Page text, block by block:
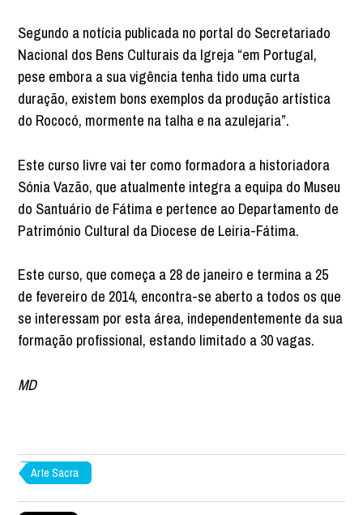
Segundo a notícia publicada no portal do Secretariado
Nacional dos Bens Culturais da Igreja “em Portugal,
pese embora a sua vigência tenha tido uma curta
duração, existem bons exemplos da produção artística
do Rococó, mormente na talha e na azulejaria”.
Este curso livre vai ter como formadora a historiadora
Sónia Vazão, que atualmente integra a equipa do Museu
do Santuário de Fátima e pertence ao Departamento de
Património Cultural da Diocese de Leiria-Fátima.
Este curso, que começa a 28 de janeiro e termina a 25
de fevereiro de 2014, encontra-se aberto a todos os que
se interessam por esta área, independentemente da sua
formação profissional, estando limitado a 30 vagas.
MD
Arte Sacra